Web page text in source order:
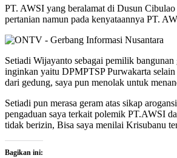
PT. AWSI yang beralamat di Dusun
pertanian namun pada kenyataannya PT.
Setiadi Wijayanto sebagai pemilik
inginkan yaitu DPMPTSP Purwakarta
dari gedung, saya pun menolak untuk
Setiadi pun merasa geram atas sikap
pengaduan saya terkait polemik PT.AWSI
tidak berizin, Bisa saya menilai Krisubanu
Bagikan ini: